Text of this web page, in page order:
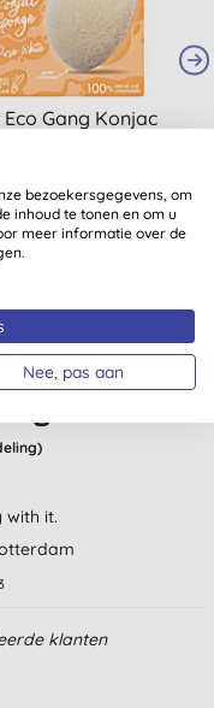
Eco Gang Konjac
KOPEN
)
with it.
klanten
bezoekersgegevens, om
inhoud te tonen en om u
meer informatie over de
Nee, pas aan